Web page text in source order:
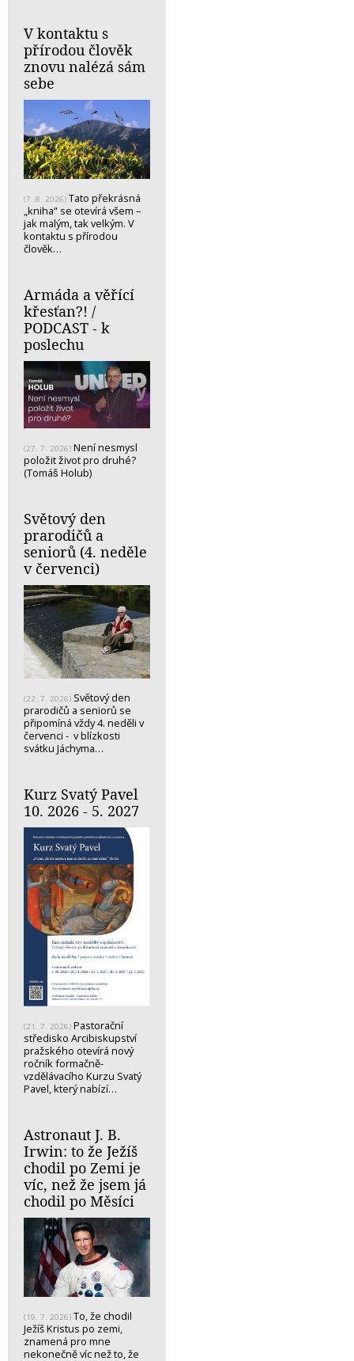
V kontaktu s
přírodou člověk
znovu nalézá sám
sebe
(7. 8. 2026) Tato překrásná
„kniha“ se otevírá všem –
jak malým, tak velkým. V
kontaktu s přírodou
člověk…
Armáda a věřící
křesťan?! /
PODCAST - k
poslechu
(27. 7. 2026) Není nesmysl
položit život pro druhé?
(Tomáš Holub)
Světový den
prarodičů a
seniorů (4. neděle
v červenci)
(22. 7. 2026) Světový den
prarodičů a seniorů se
připomíná vždy 4. neděli v
červenci - v blízkosti
svátku Jáchyma…
Kurz Svatý Pavel
10. 2026 - 5. 2027
(21. 7. 2026) Pastorační
středisko Arcibiskupství
pražského otevírá nový
ročník formačně-
vzdělávacího Kurzu Svatý
Pavel, který nabízí…
Astronaut J. B.
Irwin: to že Ježíš
chodil po Zemi je
víc, než že jsem já
chodil po Měsíci
(19. 7. 2026) To, že chodil
Ježíš Kristus po zemi,
znamená pro mne
nekonečně víc než to, že